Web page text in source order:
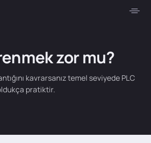
zor mu?
kavrarsanız temel seviyede PLC
pratiktir.